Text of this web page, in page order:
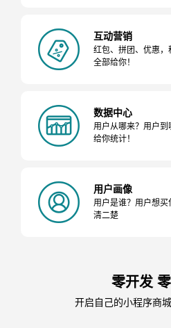
互动营销
红包、拼团、优惠，
全部给你！
数据中心
用户从哪来？用户
给你统计！
用户画像
用户是谁？用户想
清二楚
零开发
开启自己的小程序商